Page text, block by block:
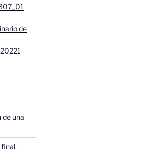
de
20221
de una